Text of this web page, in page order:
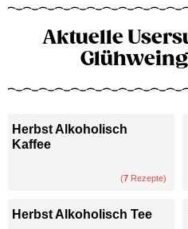
Aktuelle
Herbst Alkoholisch
Kaffee
(7 Rezepte)
Herbst Alkoholisch Tee